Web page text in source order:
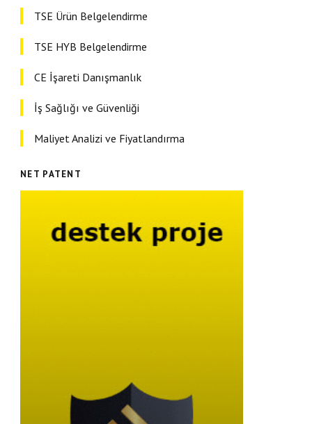
TSE Ürün Belgelendirme
TSE HYB Belgelendirme
CE İşareti Danışmanlık
İş Sağlığı ve Güvenliği
Maliyet Analizi ve Fiyatlandırma
NET PATENT